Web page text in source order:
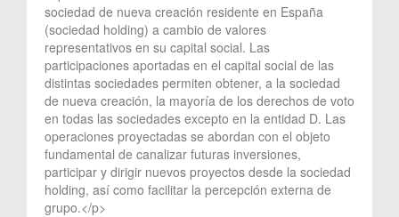
sociedad de nueva creación residente en España
(sociedad holding) a cambio de valores
representativos en su capital social. Las
participaciones aportadas en el capital social de las
distintas sociedades permiten obtener, a la sociedad
de nueva creación, la mayoría de los derechos de voto
en todas las sociedades excepto en la entidad D. Las
operaciones proyectadas se abordan con el objeto
fundamental de canalizar futuras inversiones,
participar y dirigir nuevos proyectos desde la sociedad
holding, así como facilitar la percepción externa de
grupo.</p>